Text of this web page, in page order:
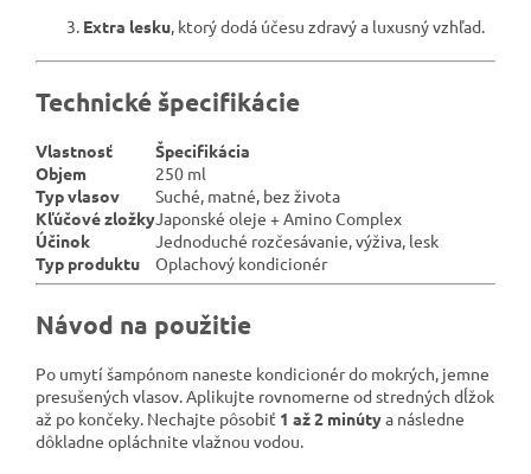
Extra lesku, ktorý dodá účesu zdravý a luxusný vzhľad.
Technické špecifikácie
Vlastnosť
Špecifikácia
Objem
250 ml
Typ vlasov
Suché, matné, bez života
Kľúčové zložkyJaponské oleje + Amino Complex
Účinok
Jednoduché rozčesávanie, výživa, lesk
Typ produktu
Oplachový kondicionér
Návod na použitie
Po umytí šampónom naneste kondicionér do mokrých, jemne
presušených vlasov. Aplikujte rovnomerne od stredných dĺžok
až po končeky. Nechajte pôsobiť 1 až 2 minútya následne
dôkladne opláchnite vlažnou vodou.